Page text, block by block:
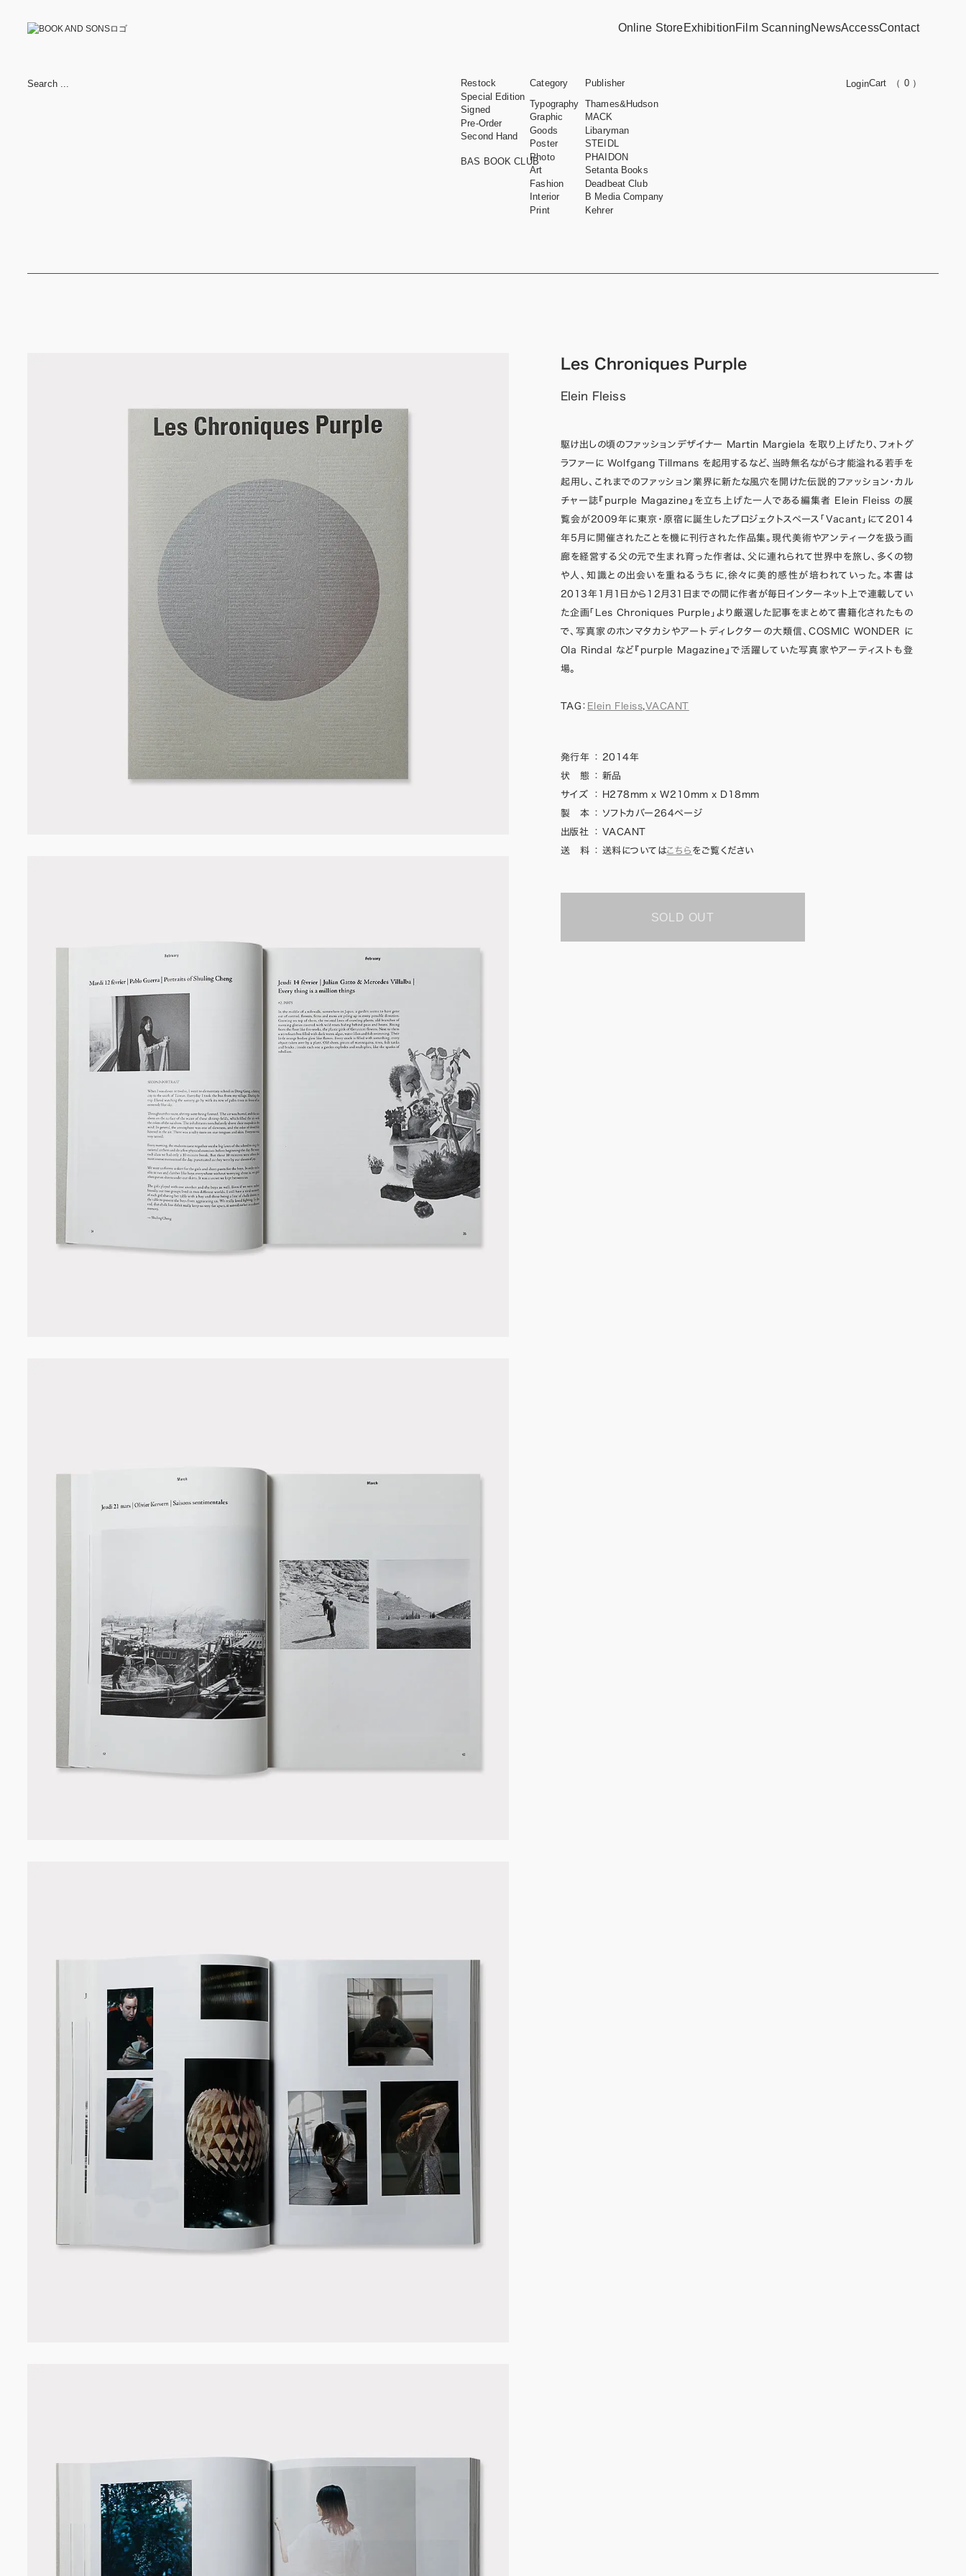
Online StoreExhibitionFilm ScanningNewsAccessContact
LoginCart （ 0 ）
Restock
Special Edition
Signed
Pre-Order
Second Hand
BAS BOOK CLUB
Category
Typography
Graphic
Goods
Poster
Photo
Art
Fashion
Interior
Print
Publisher
Thames&Hudson
MACK
Libaryman
STEIDL
PHAIDON
Setanta Books
Deadbeat Club
B Media Company
Kehrer
Les Chroniques Purple
Elein Fleiss
駆け出しの頃のファッションデザイナー Martin Margiela を取り上げたり、フォトグ
ラファーに Wolfgang Tillmans を起用するなど、当時無名ながら才能溢れる若手を
起用し、これまでのファッション業界に新たな風穴を開けた伝説的ファッション・カル
チャー誌『purple Magazine』を立ち上げた一人である編集者 Elein Fleiss の展
覧会が2009年に東京・原宿に誕生したプロジェクトスペース「Vacant」にて2014
年5月に開催されたことを機に刊行された作品集。現代美術やアンティークを扱う画
廊を経営する父の元で生まれ育った作者は、父に連れられて世界中を旅し、多くの物
や人、知識との出会いを重ねるうちに,徐々に美的感性が培われていった。本書は
2013年1月1日から12月31日までの間に作者が毎日インターネット上で連載してい
た企画「Les Chroniques Purple」より厳選した記事をまとめて書籍化されたもの
で、写真家のホンマタカシやアートディレクターの大類信、COSMIC WONDER に
Ola Rindal など『purple Magazine』で活躍していた写真家やアーティストも登
場。
TAG： Elein Fleiss,VACANT
発行年 ：
2014年
状 態
： 新品
サイズ
：
H278mm x W210mm x D18mm
製 本
：
ソフトカバー264ページ
出版社
： VACANT
送 料
： 送料についてはこちら をご覧ください
SOLD OUT